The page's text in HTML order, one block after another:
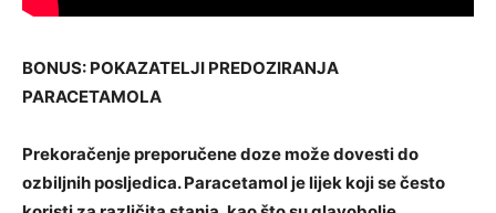
BONUS: POKAZATELJI PREDOZIRANJA
PARACETAMOLA
Prekoračenje preporučene doze može dovesti do
ozbiljnih posljedica. Paracetamol je lijek koji se često